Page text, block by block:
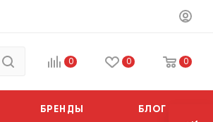
0 0 0
БРЕНДЫ БЛОГ